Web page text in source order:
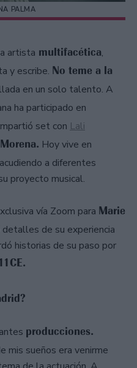
PALMA
artista multifacética,
y escribe. No teme a la
en un solo talento. A
ha participado en
set con Lali
Hoy vive en
a diferentes
proyecto musical.
vía Zoom para Marie
detalles de su experiencia
historias de su paso por
producciones.
mis sueños era venirme